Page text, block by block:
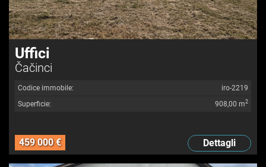
Uffici
Čačinci
Codice immobile:
iro-2219
Superficie:
908,00 m2
459 000 € Dettagli